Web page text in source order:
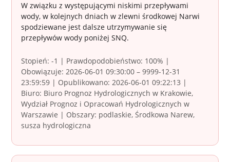
W związku z występującymi niskimi przepływami
wody, w kolejnych dniach w zlewni środkowej Narwi
spodziewane jest dalsze utrzymywanie się
przepływów wody poniżej SNQ.
Stopień: -1 | Prawdopodobieństwo: 100% |
Obowiązuje: 2026-06-01 09:30:00 – 9999-12-31
23:59:59 | Opublikowano: 2026-06-01 09:22:13 |
Biuro: Biuro Prognoz Hydrologicznych w Krakowie,
Wydział Prognoz i Opracowań Hydrologicznych w
Warszawie | Obszary: podlaskie, Środkowa Narew,
susza hydrologiczna